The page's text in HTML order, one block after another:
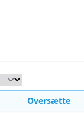
Oversætte